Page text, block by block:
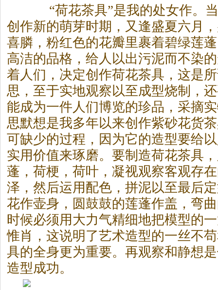
“荷花茶具”是我的处女作。
创作新的萌芽时期，又逢盛夏六月
喜膦，粉红色的花瓣里裹着碧绿莲
高洁的品格，给人以出污泥而不染
着人们，决定创作荷花茶具，这是
思，至于实地观察以至成型烧制，
能成为一件人们博览的珍品，采摘
思默想是我多年以来创作紫砂花货茶
可缺少的过程，因为它的造型要给
实用价值来琢磨。要制造荷花茶具
蓬，荷梗，荷叶，凝视观察客观存
泽，然后运用配色，拼泥以至最后
花作壶身，圆鼓鼓的莲蓬作盖，弯
时候必须用大力气精细地把模型的
惟肖，这说明了艺术造型的一丝不
具的全身更为重要。再观察和静想
造型成功。